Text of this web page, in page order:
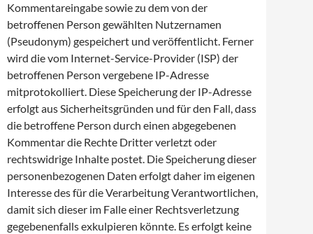
Kommentareingabe sowie zu dem von der
betroffenen Person gewählten Nutzernamen
(Pseudonym) gespeichert und veröffentlicht. Ferner
wird die vom Internet-Service-Provider (ISP) der
betroffenen Person vergebene IP-Adresse
mitprotokolliert. Diese Speicherung der IP-Adresse
erfolgt aus Sicherheitsgründen und für den Fall, dass
die betroffene Person durch einen abgegebenen
Kommentar die Rechte Dritter verletzt oder
rechtswidrige Inhalte postet. Die Speicherung dieser
personenbezogenen Daten erfolgt daher im eigenen
Interesse des für die Verarbeitung Verantwortlichen,
damit sich dieser im Falle einer Rechtsverletzung
gegebenenfalls exkulpieren könnte. Es erfolgt keine